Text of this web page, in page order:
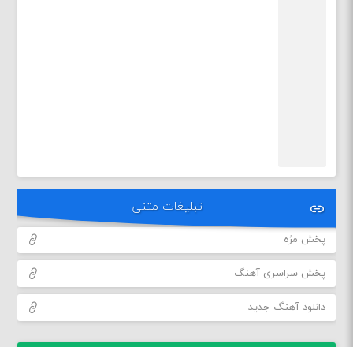
تبلیغات متنی
پخش مژه
پخش سراسری آهنگ
دانلود آهنگ جدید